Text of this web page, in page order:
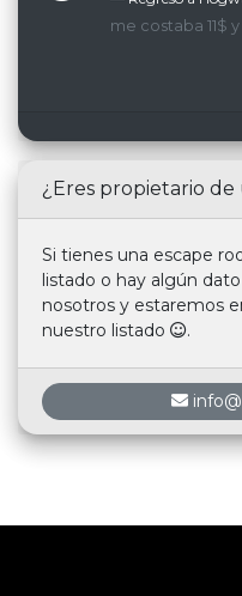
me costaba 11$
¿Eres propietario de
Si tienes una escape
listado o hay algún
nosotros y estaremos
nuestro listado
.